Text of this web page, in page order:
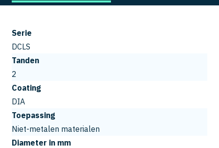
Serie
DCLS
Tanden
2
Coating
DIA
Toepassing
Niet-metalen materialen
Diameter in mm